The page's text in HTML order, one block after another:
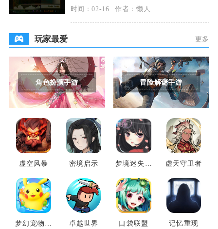
品、常驻参与活动、稳定组织与商城兑换，
三条路径并行可高
时间：02-16 作者：懒人
玩家最爱 更多
角色扮演手游 冒险解谜手游
虚空风暴 密境启示
梦境迷失之
虚天守卫者
梦幻宠物联
卓越世界 口袋联盟 记忆重现